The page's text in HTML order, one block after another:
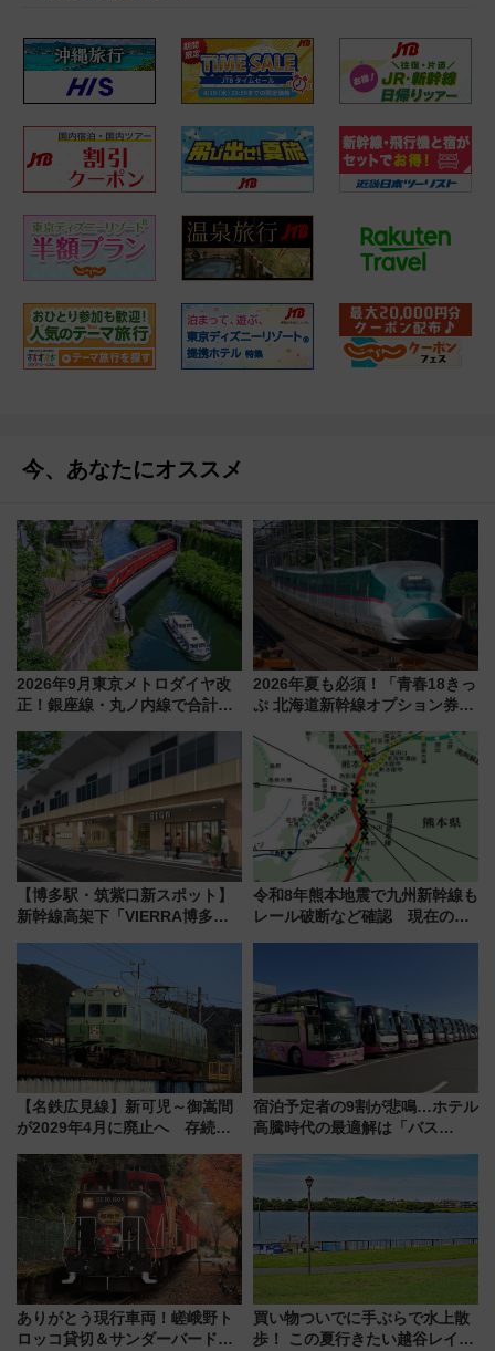
今、あなたにオススメ
2026年9月東京メトロダイヤ改
正！銀座線・丸ノ内線で合計
待
2026年夏も必須！「青春18きっ
ぷ 北海道新幹線オプション券」
の罠
【博多駅・筑紫口新スポット】
新幹線高架下「VIERRA博多テ
など注目の全6店舗 「博多活憩
通り」も一新
令和8年熊本地震で九州新幹線も
レール破断など確認 現在の運
【名鉄広見線】新可児～御嵩間
が2029年4月に廃止へ 存続協
宿泊予定者の9割が悲鳴…ホテル
高騰時代の最適解は「バス
した、推し活遠征や観光時のリ
アルな懐事情
ありがとう現行車両！嵯峨野ト
ロッコ貸切＆サンダーバードレ
買い物ついでに手ぶらで水上散
歩！ この夏行きたい越谷レイク